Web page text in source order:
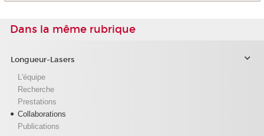
Dans la même rubrique
Longueur-Lasers
L'équipe
Recherche
Prestations
Collaborations
Publications